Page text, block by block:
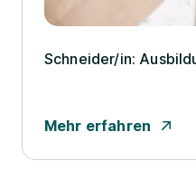
Schneider/­in:
Mehr erfahren